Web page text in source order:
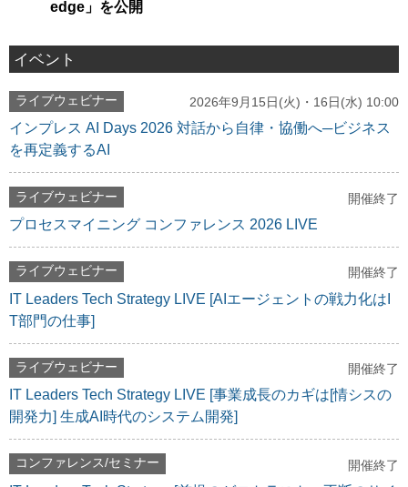
edge」を公開
イベント
ライブウェビナー 2026年9月15日(火)・16日(水) 10:00
インプレス AI Days 2026 対話から自律・協働へ─ビジネス
を再定義するAI
ライブウェビナー 開催終了
プロセスマイニング コンファレンス 2026 LIVE
ライブウェビナー 開催終了
IT Leaders Tech Strategy LIVE [AIエージェントの戦力化はI
T部門の仕事]
ライブウェビナー 開催終了
IT Leaders Tech Strategy LIVE [事業成長のカギは[情シスの
開発力] 生成AI時代のシステム開発]
コンファレンス/セミナー 開催終了